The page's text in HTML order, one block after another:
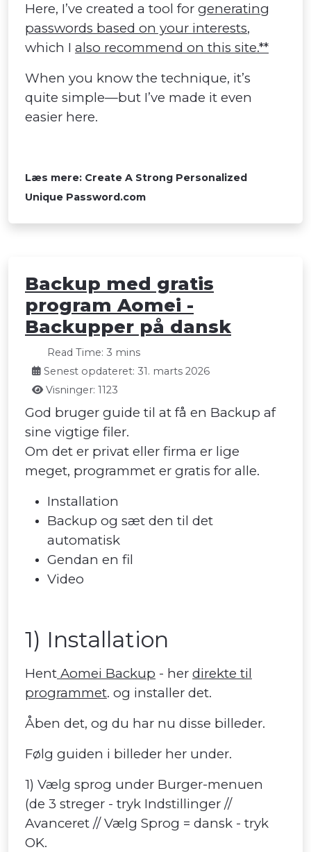
Here, I’ve created a tool for generating
passwords based on your interests,
which I also recommend on this site.**
When you know the technique, it’s
quite simple—but I’ve made it even
easier here.
Læs mere: Create A Strong Personalized
Unique Password.com
Backup med gratis
program Aomei -
Backupper på dansk
Read Time: 3 mins
Senest opdateret: 31. marts 2026
Visninger: 1123
God bruger guide til at få en Backup af
sine vigtige filer.
Om det er privat eller firma er lige
meget, programmet er gratis for alle.
Installation
Backup og sæt den til det
automatisk
Gendan en fil
Video
1) Installation
Hent Aomei Backup - her direkte til
programmet. og installer det.
Åben det, og du har nu disse billeder.
Følg guiden i billeder her under.
1) Vælg sprog under Burger-menuen
(de 3 streger - tryk Indstillinger //
Avanceret // Vælg Sprog = dansk - tryk
OK.